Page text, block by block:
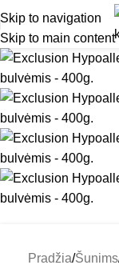
Skip to navigation
Skip to main content
Pradžia Šunims